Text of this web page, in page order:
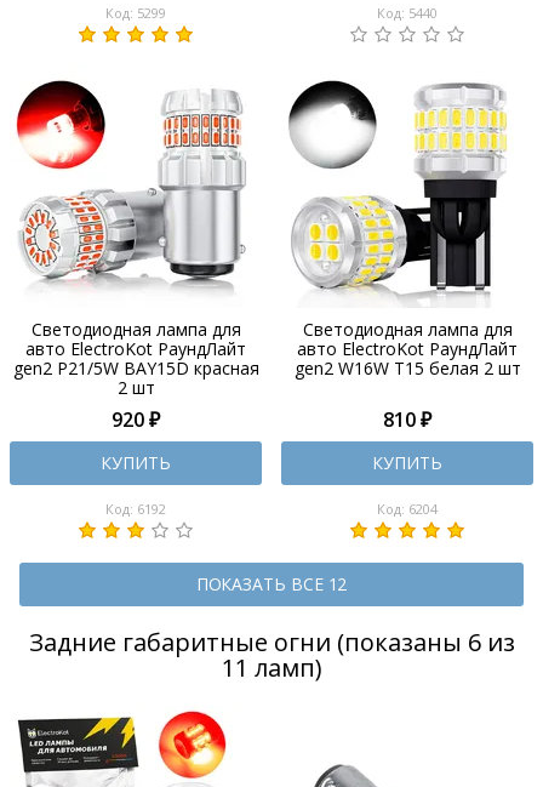
Код: 5299 Код: 5440
Светодиодная лампа для
авто ElectroKot РаундЛайт
gen2 P21/5W BAY15D красная
2 шт
920 ₽
КУПИТЬ
Код: 6192
Светодиодная лампа для
авто ElectroKot РаундЛайт
gen2 W16W T15 белая 2 шт
810 ₽
КУПИТЬ
Код: 6204
ПОКАЗАТЬ ВСЕ 12
Задние габаритные огни (показаны 6 из
11 ламп)